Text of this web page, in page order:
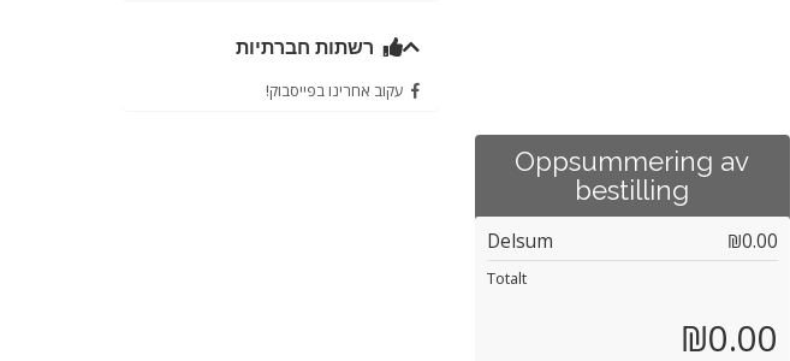
רשתות חברתיות
עקוב אחרינו בפייסבוק!
Oppsummering av
bestilling
Delsum ₪0.00
Totalt
₪0.00